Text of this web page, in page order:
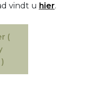
vindt u hier.
(